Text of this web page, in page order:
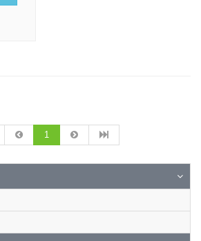
1